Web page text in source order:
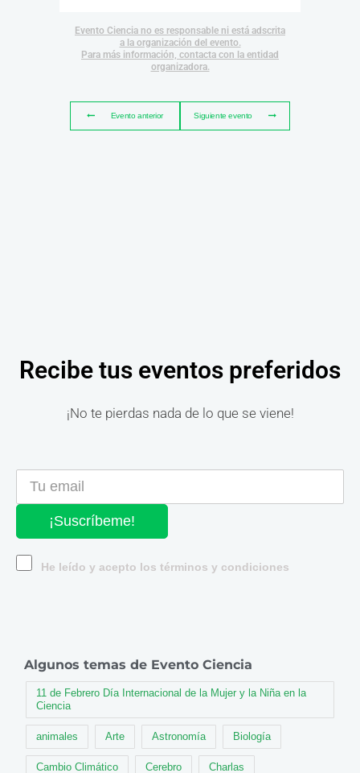
Evento Ciencia no es responsable ni está adscrita
a la organización del evento.
Para más información, contacta con la entidad
organizadora.
Evento anterior Siguiente evento
Recibe tus eventos preferidos
¡No te pierdas nada de lo que se viene!
¡Suscríbeme!
He leído y acepto los términos y condiciones
Algunos temas de Evento Ciencia
11 de Febrero Día Internacional de la Mujer y la Niña en la
Ciencia
animales Arte Astronomía Biología
Cambio Climático Cerebro Charlas